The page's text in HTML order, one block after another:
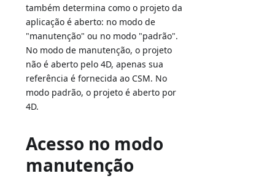
também determina como o projeto da
aplicação é aberto: no modo de
"manutenção" ou no modo "padrão".
No modo de manutenção, o projeto
não é aberto pelo 4D, apenas sua
referência é fornecida ao CSM. No
modo padrão, o projeto é aberto por
4D.
Acesso no modo
manutenção